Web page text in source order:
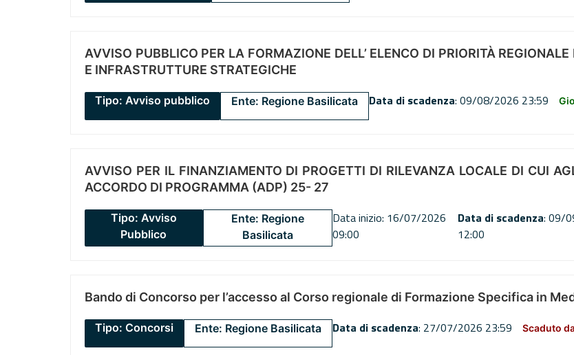
AVVISO PUBBLICO PER LA FORMAZIONE DELL’ ELENCO DI PRIORITÀ
E INFRASTRUTTURE STRATEGICHE
Tipo: Avviso pubblico Ente: Regione Basilicata Data di scadenza: 09/08/2026 23:59
AVVISO PER IL FINANZIAMENTO DI PROGETTI DI RILEVANZA LOCALE DI CUI
ACCORDO DI PROGRAMMA (ADP) 25- 27
Tipo: Avviso
Pubblico
Ente: Regione
Basilicata
Data inizio: 16/07/2026
09:00
Data di scadenza: 09/
12:00
Bando di Concorso per l’accesso al Corso regionale di Formazione Specifica in
Tipo: Concorsi Ente: Regione Basilicata Data di scadenza: 27/07/2026 23:59 Scaduto